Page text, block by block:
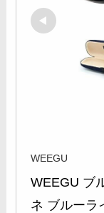
WEEGU
WEEGU ブ
ネ ブルーラ